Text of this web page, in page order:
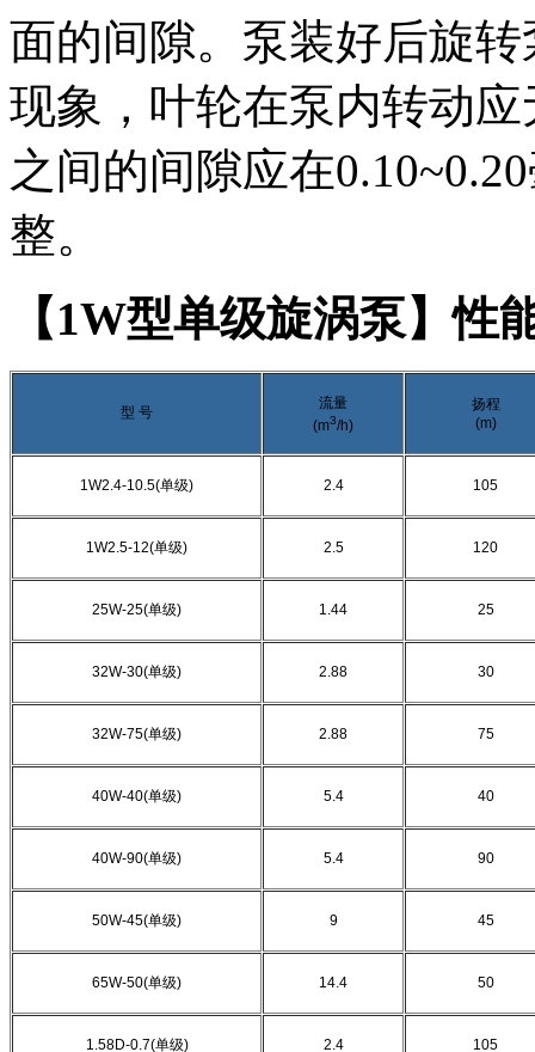
面的间隙。泵装好后旋
现象，叶轮在泵内转动
之间的间隙应在
整。
【1W型单级旋涡泵】性
型 号
流量
(m3/h)
扬程
(m)
1W2.4-10.5(单级) 2.4 105
1W2.5-12(单级) 2.5 120
25W-25(单级) 1.44 25
32W-30(单级) 2.88 30
32W-75(单级) 2.88 75
40W-40(单级) 5.4 40
40W-90(单级) 5.4 90
50W-45(单级) 9 45
65W-50(单级) 14.4 50
1.58D-0.7(单级) 2.4 105